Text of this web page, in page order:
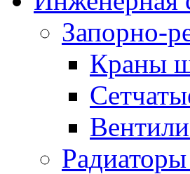
Запорно-
Краны